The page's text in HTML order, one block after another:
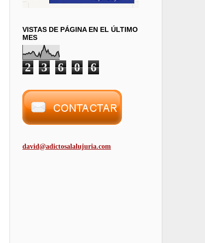
VISTAS DE PÁGINA EN EL ÚLTIMO
MES
2 3 6 0 6
david@adictosalalujuria.com